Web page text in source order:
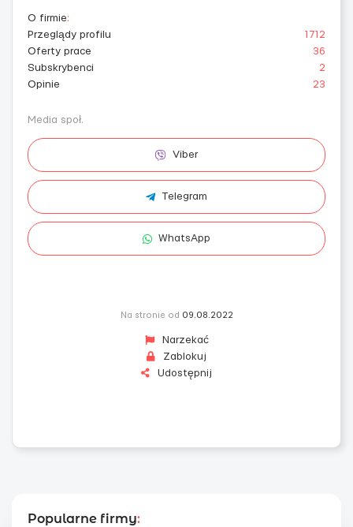
O firmie:
Przeglądy profilu
1712
Oferty prace
36
Subskrybenci
2
Opinie
23
Media społ.
Viber
Telegram
WhatsApp
Na stronie od 09.08.2022
Narzekać
Zablokuj
Udostępnij
Popularne firmy: